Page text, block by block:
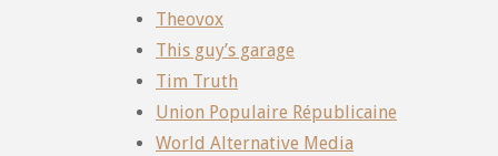
Theovox
This guy’s garage
Tim Truth
Union Populaire Républicaine
World Alternative Media